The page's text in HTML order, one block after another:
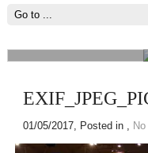
Fausttechniken, vor allem
01/05/2017, Posted in ,